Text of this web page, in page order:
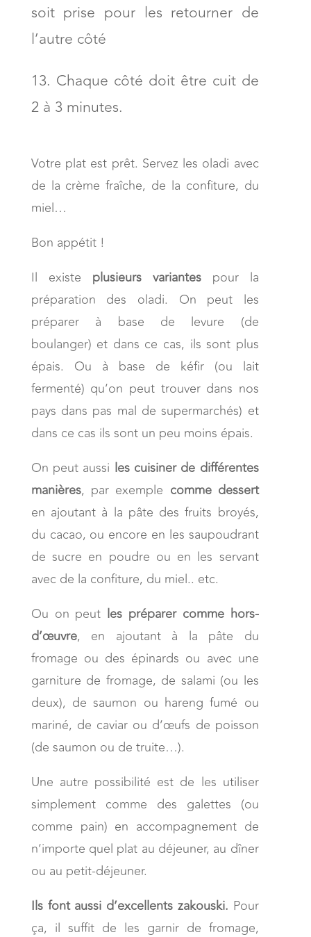
soit prise pour les retourner de
l’autre côté
Chaque côté doit être cuit de
2 à 3 minutes.
Votre plat est prêt. Servez les oladi avec
de la crème fraîche, de la confiture, du
miel…
Bon appétit !
Il existe plusieurs variantespour la
préparation des oladi. On peut les
préparer à base de levure (de
boulanger) et dans ce cas, ils sont plus
épais. Ou à base de kéfir (ou lait
fermenté) qu’on peut trouver dans nos
pays dans pas mal de supermarchés) et
dans ce cas ils sont un peu moins épais.
On peut aussi les cuisiner de différentes
manières, par exemple comme dessert
en ajoutant à la pâte des fruits broyés,
du cacao, ou encore en les saupoudrant
de sucre en poudre ou en les servant
avec de la confiture, du miel.. etc.
Ou on peut les préparer comme hors-
d’œuvre, en ajoutant à la pâte du
fromage ou des épinards ou avec une
garniture de fromage, de salami (ou les
deux), de saumon ou hareng fumé ou
mariné, de caviar ou d’œufs de poisson
(de saumon ou de truite…).
Une autre possibilité est de les utiliser
simplement comme des galettes (ou
comme pain) en accompagnement de
n’importe quel plat au déjeuner, au dîner
ou au petit-déjeuner.
Ils font aussi d’excellents zakouski. Pour
ça, il suffit de les garnir de fromage,